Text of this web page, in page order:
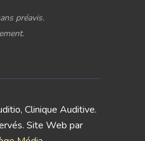
préavis.
Clinique Auditive.
Site Web par